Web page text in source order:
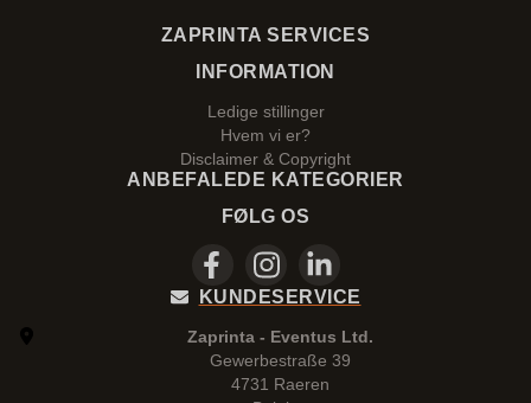
ZAPRINTA SERVICES
INFORMATION
Ledige stillinger
Hvem vi er?
Disclaimer & Copyright
ANBEFALEDE KATEGORIER
FØLG OS
KUNDESERVICE
Zaprinta - Eventus Ltd.
Gewerbestraße 39
4731 Raeren